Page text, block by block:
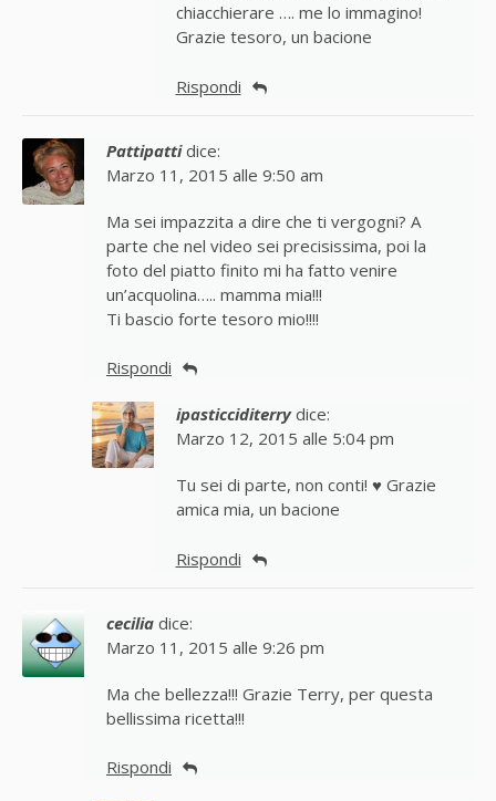
chiacchierare …. me lo immagino!
Grazie tesoro, un bacione
Rispondi
Pattipatti dice:
Marzo 11, 2015 alle 9:50 am
Ma sei impazzita a dire che ti vergogni? A
parte che nel video sei precisissima, poi la
foto del piatto finito mi ha fatto venire
un’acquolina….. mamma mia!!!
Ti bascio forte tesoro mio!!!!
Rispondi
ipasticciditerry dice:
Marzo 12, 2015 alle 5:04 pm
Tu sei di parte, non conti! ♥ Grazie
amica mia, un bacione
Rispondi
cecilia dice:
Marzo 11, 2015 alle 9:26 pm
Ma che bellezza!!! Grazie Terry, per questa
bellissima ricetta!!!
Rispondi